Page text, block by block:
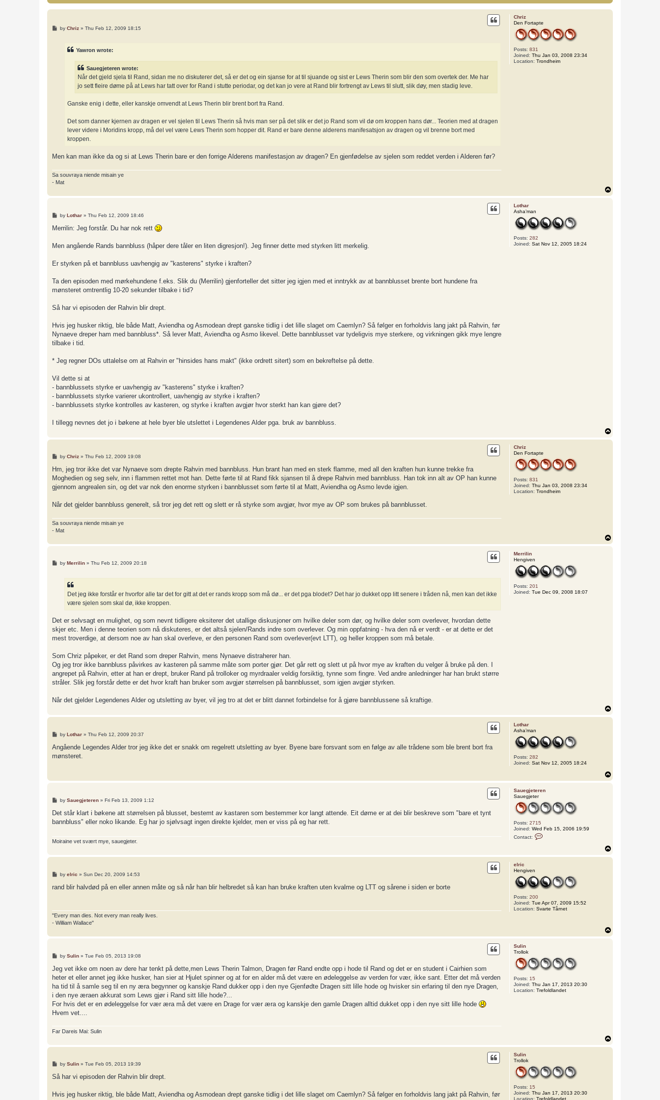
Chriz
Den Fortapte
Posts: 831
Joined: Thu Jan 03, 2008 23:34
Location: Trondheim
Pby Chriz» Thu Feb 12, 2009 18:15
Yawron wrote:
Sauegjeteren wrote:
Når det gjeld sjela til Rand, sidan me no diskuterer det, så er det og ein sjanse for at til sjuande og sist er Lews Therin som blir den som overtek der. Me har
jo sett fleire døme på at Lews har tatt over for Rand i stutte periodar, og det kan jo vere at Rand blir fortrengt av Lews til slutt, slik døy, men stadig leve.
Ganske enig i dette, eller kanskje omvendt at Lews Therin blir brent bort fra Rand.
Det som danner kjernen av dragen er vel sjelen til Lews Therin så hvis man ser på det slik er det jo Rand som vil dø om kroppen hans dør... Teorien med at dragen
lever videre i Moridins kropp, må del vel være Lews Therin som hopper dit. Rand er bare denne alderens manifesatsjon av dragen og vil brenne bort med
kroppen.
Men kan man ikke da og si at Lews Therin bare er den forrige Alderens manifestasjon av dragen? En gjenfødelse av sjelen som reddet verden i Alderen før?
Sa souvraya niende misain ye
- Mat
Lothar
Asha’man
Posts: 282
Joined: Sat Nov 12, 2005 18:24
P
s
by Lothar» Thu Feb 12, 2009 18:46
Merrilin: Jeg forstår. Du har nok rett
Men angående Rands bannbluss (håper dere tåler en liten digresjon!). Jeg finner dette med styrken litt merkelig.
Er styrken på et bannbluss uavhengig av "kasterens" styrke i kraften?
Ta den episoden med mørkehundene f.eks. Slik du (Merrilin) gjenforteller det sitter jeg igjen med et inntrykk av at bannblusset brente bort hundene fra
mønsteret omtrentlig 10-20 sekunder tilbake i tid?
Så har vi episoden der Rahvin blir drept.
Hvis jeg husker riktig, ble både Matt, Aviendha og Asmodean drept ganske tidlig i det lille slaget om Caemlyn? Så følger en forholdvis lang jakt på Rahvin, før
Nynaeve dreper ham med bannbluss*. Så lever Matt, Aviendha og Asmo likevel. Dette bannblusset var tydeligvis mye sterkere, og virkningen gikk mye lengre
tilbake i tid.
* Jeg regner DOs uttalelse om at Rahvin er "hinsides hans makt" (ikke ordrett sitert) som en bekreftelse på dette.
Vil dette si at
- bannblussets styrke er uavhengig av "kasterens" styrke i kraften?
- bannblussets styrke varierer ukontrollert, uavhengig av styrke i kraften?
- bannblussets styrke kontrolles av kasteren, og styrke i kraften avgjør hvor sterkt han kan gjøre det?
I tillegg nevnes det jo i bøkene at hele byer ble utslettet i Legendenes Alder pga. bruk av bannbluss.
Chriz
Den Fortapte
Posts: 831
Joined: Thu Jan 03, 2008 23:34
Location: Trondheim
P
s
by Chriz» Thu Feb 12, 2009 19:08
Hm, jeg tror ikke det var Nynaeve som drepte Rahvin med bannbluss. Hun brant han med en sterk flamme, med all den kraften hun kunne trekke fra
Moghedien og seg selv, inn i flammen rettet mot han. Dette førte til at Rand fikk sjansen til å drepe Rahvin med bannbluss. Han tok inn alt av OP han kunne
gjennom angrealen sin, og det var nok den enorme styrken i bannblusset som førte til at Matt, Aviendha og Asmo levde igjen.
Når det gjelder bannbluss generelt, så tror jeg det rett og slett er rå styrke som avgjør, hvor mye av OP som brukes på bannblusset.
Sa souvraya niende misain ye
- Mat
o
Merrilin
Hengiven
Posts: 201
Joined: Tue Dec 09, 2008 18:07
Pby Merrilin» Thu Feb 12, 2009 20:18
Det jeg ikke forstår er hvorfor alle tar det for gitt at det er rands kropp som må dø... er det pga blodet? Det har jo dukket opp litt senere i tråden nå, men kan det ikke
være sjelen som skal dø, ikke kroppen.
Det er selvsagt en mulighet, og som nevnt tidligere eksiterer det utallige diskusjoner om hvilke deler som dør, og hvilke deler som overlever, hvordan dette
skjer etc. Men i denne teorien som nå diskuteres, er det altså sjelen/Rands indre som overlever. Og min oppfatning - hva den nå er verdt - er at dette er det
mest troverdige, at dersom noe av han skal overleve, er den personen Rand som overlever(evt LTT), og heller kroppen som må betale.
Som Chriz påpeker, er det Rand som dreper Rahvin, mens Nynaeve distraherer han.
Og jeg tror ikke bannbluss påvirkes av kasteren på samme måte som porter gjør. Det går rett og slett ut på hvor mye av kraften du velger å bruke på den. I
angrepet på Rahvin, etter at han er drept, bruker Rand på trolloker og myrdraaler veldig forsiktig, tynne som fingre. Ved andre anledninger har han brukt større
stråler. Slik jeg forstår dette er det hvor kraft han bruker som avgjør størrelsen på bannblusset, som igjen avgjør styrken.
Når det gjelder Legendenes Alder og utsletting av byer, vil jeg tro at det er blitt dannet forbindelse for å gjøre bannblussene så kraftige.
Lothar
Asha’man
Posts: 282
Joined: Sat Nov 12, 2005 18:24
P
s
by Lothar» Thu Feb 12, 2009 20:37
Angående Legendes Alder tror jeg ikke det er snakk om regelrett utsletting av byer. Byene bare forsvant som en følge av alle trådene som ble brent bort fra
mønsteret.
Sauegjeteren
Sauegjeter
Posts: 2715
Joined: Wed Feb 15, 2006 19:59
Contact:
a
S
a
u
j
e
P
s
by Sauegjeteren» Fri Feb 13, 2009 1:12
Det står klart i bøkene att størrelsen på blusset, bestemt av kastaren som bestemmer kor langt attende. Eit døme er at dei blir beskreve som "bare et tynt
bannbluss" eller noko likande. Eg har jo sjølvsagt ingen direkte kjelder, men er viss på eg har rett.
Moiraine vet svært mye, sauegjeter.
elric
Hengiven
Posts: 200
Joined: Tue Apr 07, 2009 15:52
Location: Svarte Tårnet
P
s
by elric » Sun Dec 20, 2009 14:53
rand blir halvdød på en eller annen måte og så når han blir helbredet så kan han bruke kraften uten kvalme og LTT og sårene i siden er borte
"Every man dies. Not every man really lives.
- William Wallace"
Sulin
Trollok
Posts: 15
Joined: Thu Jan 17, 2013 20:30
Location: Trefoldlandet
P
s
by Sulin» Tue Feb 05, 2013 19:08
Jeg vet ikke om noen av dere har tenkt på dette,men Lews Therin Talmon, Dragen før Rand endte opp i hode til Rand og det er en student i Cairhien som
heter et eller annet jeg ikke husker, han sier at Hjulet spinner og at for en alder må det være en ødeleggelse av verden for vær, ikke sant. Etter det må verden
ha tid til å samle seg til en ny æra begynner og kanskje Rand dukker opp i den nye Gjenfødte Dragen sitt lille hode og hvisker sin erfaring til den nye Dragen,
i den nye æraen akkurat som Lews gjør i Rand sitt lille hode?...
For hvis det er en ødeleggelse for vær æra må det være en Drage for vær æra og kanskje den gamle Dragen alltid dukket opp i den nye sitt lille hode
Hvem vet....
Far Dareis Mai: Sulin
Sulin
Trollok
Posts: 15
Joined: Thu Jan 17, 2013 20:30
Location: Trefoldlandet
P
s
by Sulin» Tue Feb 05, 2013 19:39
Så har vi episoden der Rahvin blir drept.
Hvis jeg husker riktig, ble både Matt, Aviendha og Asmodean drept ganske tidlig i det lille slaget om Caemlyn? Så følger en forholdvis lang jakt på Rahvin, før